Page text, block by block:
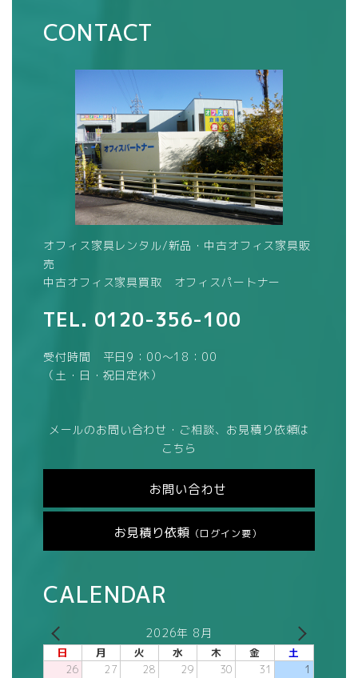
CONTACT
オフィス家具レンタル/新品・中古オフィス家具販
売
中古オフィス家具買取 オフィスパートナー
TEL. 0120-356-100
受付時間 平日9：00～18：00
（土・日・祝日定休）
メールのお問い合わせ・ご相談、お見積り依頼は
こちら
お問い合わせ
お見積り依頼 （ログイン要）
CALENDAR
2026年 8月
日 月 火 水 木 金 土
26 27 28 29 30 31 1